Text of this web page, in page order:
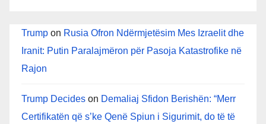
Trump on Rusia Ofron Ndërmjetësim Mes Izraelit dhe
Iranit: Putin Paralajmëron për Pasoja Katastrofike në
Rajon
Trump Decides on Demaliaj Sfidon Berishën: “Merr
Certifikatën që s’ke Qenë Spiun i Sigurimit, do të të